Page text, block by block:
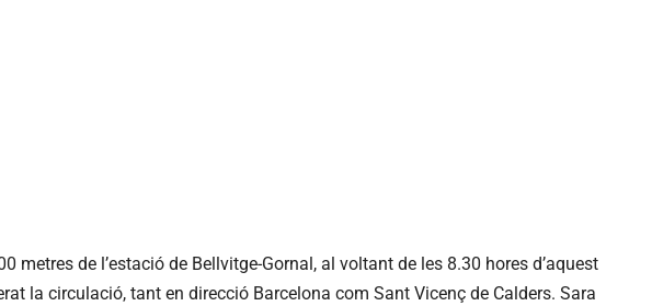
metres de l’estació de Bellvitge-Gornal, al voltant de les 8.30 hores d’aquest
la circulació, tant en direcció Barcelona com Sant Vicenç de Calders. Sara